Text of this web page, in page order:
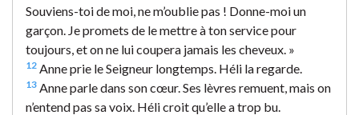
Souviens-toi de moi, ne m’oublie pas ! Donne-moi un
garçon. Je promets de le mettre à ton service pour
toujours, et on ne lui coupera jamais les cheveux. »
12 Anne prie le Seigneur longtemps. Héli la regarde.
13 Anne parle dans son cœur. Ses lèvres remuent, mais on
n’entend pas sa voix. Héli croit qu’elle a trop bu.